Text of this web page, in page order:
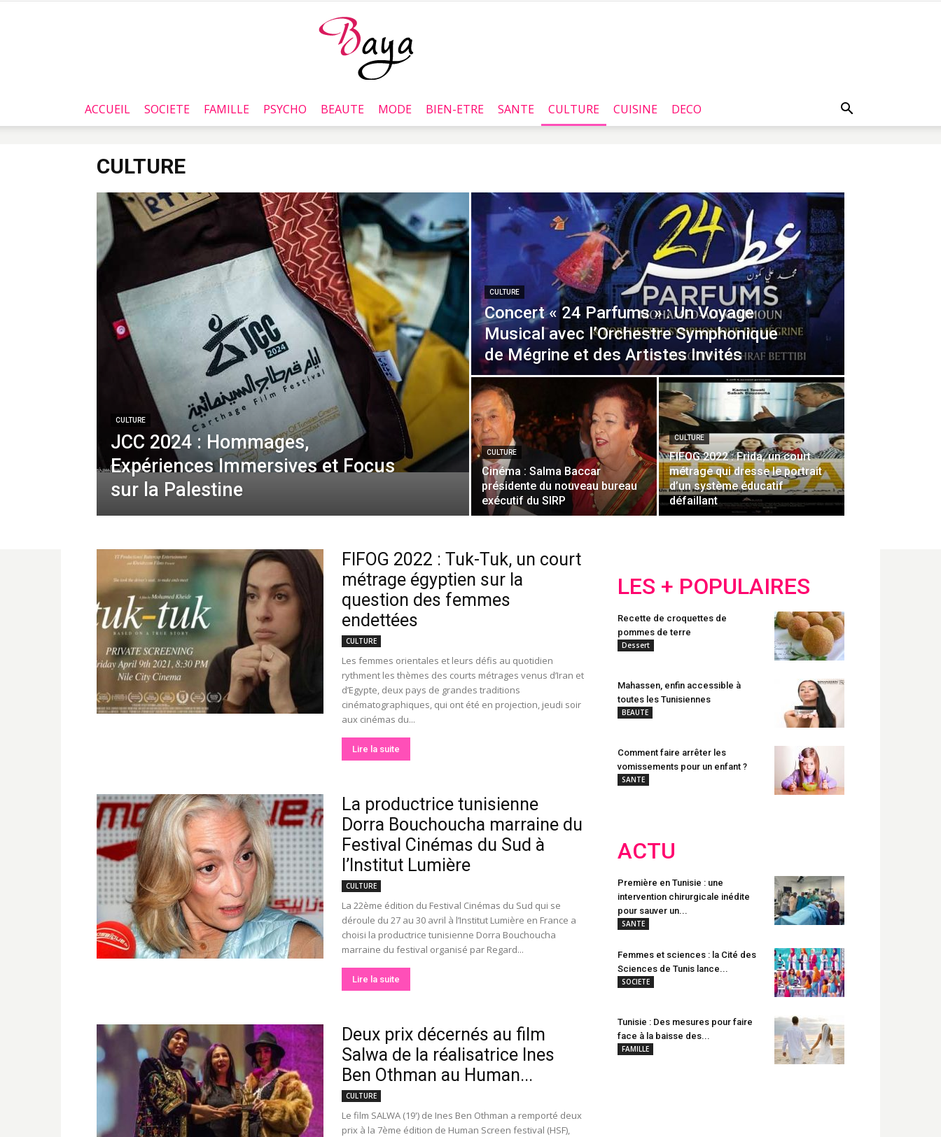
Baya.tn
ACCUEIL SOCIETE FAMILLE PSYCHO BEAUTE MODE BIEN-ETRE SANTE CULTURE CUISINE DECO
CULTURE
CULTURE
JCC 2024 : Hommages,
Expériences Immersives et Focus
sur la Palestine
CULTURE
Concert « 24 Parfums » : Un Voyage
Musical avec l’Orchestre Symphonique
de Mégrine et des Artistes Invités
CULTURE
Cinéma : Salma Baccar
présidente du nouveau bureau
exécutif du SIRP
CULTURE
FIFOG 2022 : Frida, un court
métrage qui dresse le portrait
d’un système éducatif
défaillant
FIFOG 2022 : Tuk-Tuk, un court
métrage égyptien sur la
question des femmes
endettées
CULTURE
Les femmes orientales et leurs défis au quotidien
rythment les thèmes des courts métrages venus d’Iran et
d’Egypte, deux pays de grandes traditions
cinématographiques, qui ont été en projection, jeudi soir
aux cinémas du...
Lire la suite
La productrice tunisienne
Dorra Bouchoucha marraine du
Festival Cinémas du Sud à
l’Institut Lumière
CULTURE
La 22ème édition du Festival Cinémas du Sud qui se
déroule du 27 au 30 avril à l’Institut Lumière en France a
choisi la productrice tunisienne Dorra Bouchoucha
marraine du festival organisé par Regard...
Lire la suite
Deux prix décernés au film
Salwa de la réalisatrice Ines
Ben Othman au Human...
CULTURE
Le film SALWA (19') de Ines Ben Othman a remporté deux
prix à la 7ème édition de Human Screen festival (HSF),
LES + POPULAIRES
Recette de croquettes de
pommes de terre
Dessert
Mahassen, enfin accessible à
toutes les Tunisiennes
BEAUTE
Comment faire arrêter les
vomissements pour un enfant ?
SANTE
ACTU
Première en Tunisie : une
intervention chirurgicale inédite
pour sauver un...
SANTE
Femmes et sciences : la Cité des
Sciences de Tunis lance...
SOCIETE
Tunisie : Des mesures pour faire
face à la baisse des...
FAMILLE